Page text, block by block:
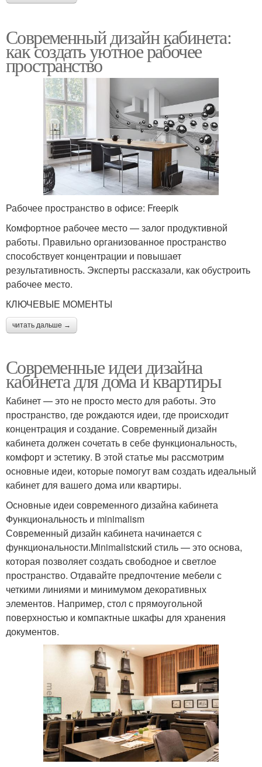
Современный дизайн кабинета:
как создать уютное рабочее
пространство
Рабочее пространство в офисе: Freepik
Комфортное рабочее место — залог продуктивной
работы. Правильно организованное пространство
способствует концентрации и повышает
результативность. Эксперты рассказали, как обустроить
рабочее место.
КЛЮЧЕВЫЕ МОМЕНТЫ
читать дальше →
Современные идеи дизайна
кабинета для дома и квартиры
Кабинет — это не просто место для работы. Это
пространство, где рождаются идеи, где происходит
концентрация и создание. Современный дизайн
кабинета должен сочетать в себе функциональность,
комфорт и эстетику. В этой статье мы рассмотрим
основные идеи, которые помогут вам создать идеальный
кабинет для вашего дома или квартиры.
Основные идеи современного дизайна кабинета
Функциональность и minimalism
Современный дизайн кабинета начинается с
функциональности.Minimalistский стиль — это основа,
которая позволяет создать свободное и светлое
пространство. Отдавайте предпочтение мебели с
четкими линиями и минимумом декоративных
элементов. Например, стол с прямоугольной
поверхностью и компактные шкафы для хранения
документов.